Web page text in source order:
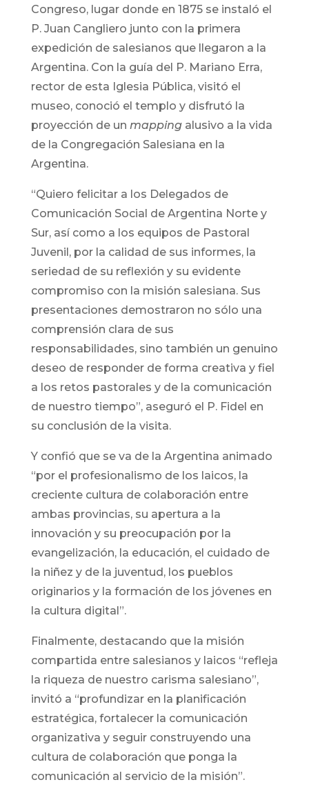
Congreso, lugar donde en 1875 se instaló el
P. Juan Cangliero junto con la primera
expedición de salesianos que llegaron a la
Argentina. Con la guía del P. Mariano Erra,
rector de esta Iglesia Pública, visitó el
museo, conoció el templo y disfrutó la
proyección de un mapping alusivo a la vida
de la Congregación Salesiana en la
Argentina.
“Quiero felicitar a los Delegados de
Comunicación Social de Argentina Norte y
Sur, así como a los equipos de Pastoral
Juvenil, por la calidad de sus informes, la
seriedad de su reflexión y su evidente
compromiso con la misión salesiana. Sus
presentaciones demostraron no sólo una
comprensión clara de sus
responsabilidades, sino también un genuino
deseo de responder de forma creativa y fiel
a los retos pastorales y de la comunicación
de nuestro tiempo”, aseguró el P. Fidel en
su conclusión de la visita.
Y confió que se va de la Argentina animado
“por el profesionalismo de los laicos, la
creciente cultura de colaboración entre
ambas provincias, su apertura a la
innovación y su preocupación por la
evangelización, la educación, el cuidado de
la niñez y de la juventud, los pueblos
originarios y la formación de los jóvenes en
la cultura digital”.
Finalmente, destacando que la misión
compartida entre salesianos y laicos “refleja
la riqueza de nuestro carisma salesiano”,
invitó a “profundizar en la planificación
estratégica, fortalecer la comunicación
organizativa y seguir construyendo una
cultura de colaboración que ponga la
comunicación al servicio de la misión”.